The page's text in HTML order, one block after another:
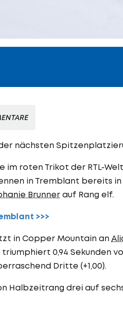
nächsten
im roten Trikot der RTL-
in Tremblant bereits in
Brunnerauf Rang elf.
>>>
in Copper Mountain an
triumphiert 0,94 Sekunden
Dritte (+1,00).
Halbzeitrang drei auf